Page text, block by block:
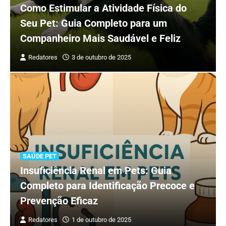
Como Estimular a Atividade Física do
Seu Pet: Guia Completo para um
Companheiro Mais Saudável e Feliz
Redatores 3 de outubro de 2025
SAÚDE PET
Insuficiência Renal em Pets: Guia
Completo para Identificação Precoce e
Prevenção Eficaz
Redatores 1 de outubro de 2025